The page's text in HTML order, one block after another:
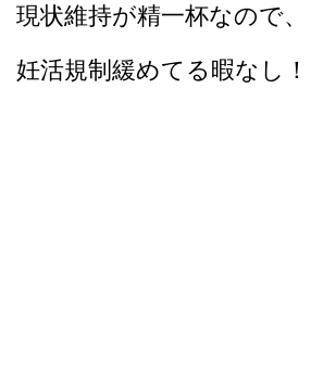
現状維持が精一杯なので、
妊活規制緩めてる暇なし！